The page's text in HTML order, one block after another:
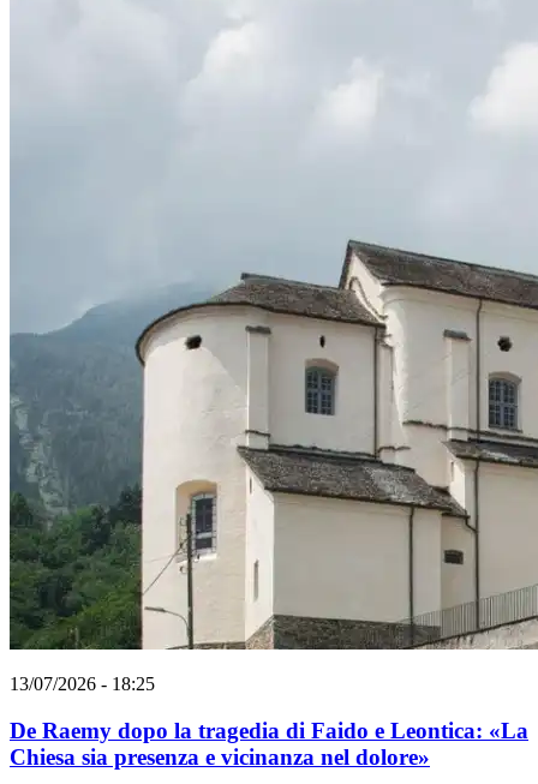
13/07/2026 - 18:25
De Raemy dopo la tragedia di Faido e Leontica: «La
Chiesa sia presenza e vicinanza nel dolore»